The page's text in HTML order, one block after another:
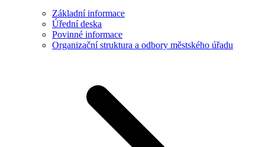
Základní informace
Úřední deska
Povinné informace
Organizační struktura a odbory městského úřadu